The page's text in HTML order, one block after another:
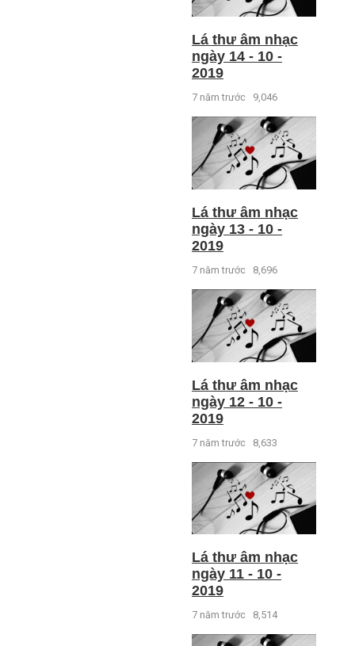
Lá thư âm nhạc
ngày 14 - 10 -
2019
7 năm trước 9,046
Lá thư âm nhạc
ngày 13 - 10 -
2019
7 năm trước 8,696
Lá thư âm nhạc
ngày 12 - 10 -
2019
7 năm trước 8,633
Lá thư âm nhạc
ngày 11 - 10 -
2019
7 năm trước 8,514